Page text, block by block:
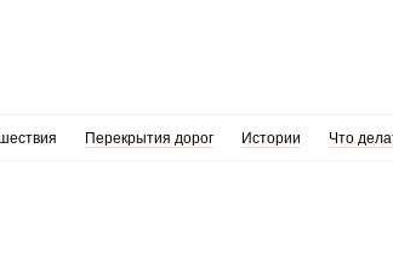
Перекрытия дорог Истории Что